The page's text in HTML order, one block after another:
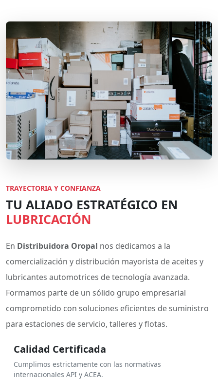
TRAYECTORIA Y CONFIANZA
TU ALIADO ESTRATÉGICO EN
LUBRICACIÓN
En Distribuidora Oropal nos dedicamos a la
comercialización y distribución mayorista de aceites y
lubricantes automotrices de tecnología avanzada.
Formamos parte de un sólido grupo empresarial
comprometido con soluciones eficientes de suministro
para estaciones de servicio, talleres y flotas.
Calidad Certificada
Cumplimos estrictamente con las normativas
internacionales API y ACEA.